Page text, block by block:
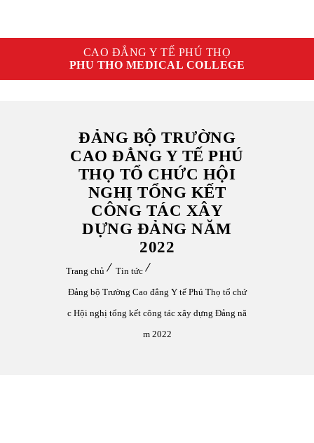
CAO ĐẲNG Y TẾ PHÚ THỌ
PHU THO MEDICAL COLLEGE
ĐẢNG BỘ TRƯỜNG
CAO ĐẲNG Y TẾ PHÚ
THỌ TỔ CHỨC HỘI
NGHỊ TỔNG KẾT
CÔNG TÁC XÂY
DỰNG ĐẢNG NĂM
2022
Trang chủ
Tin tức
Đảng bộ Trường Cao đẳng Y tế Phú Thọ tổ chứ
c Hội nghị tổng kết công tác xây dựng Đảng nă
m 2022